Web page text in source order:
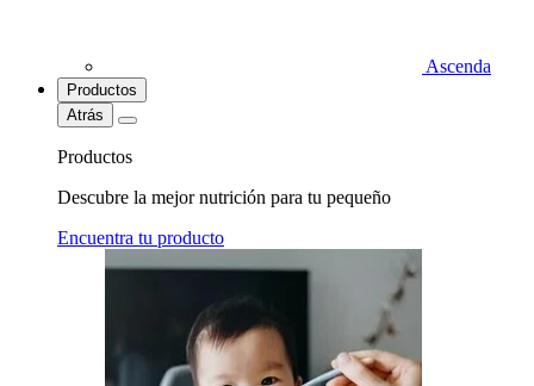
Ascenda
Productos
Atrás
Productos
Descubre la mejor nutrición para tu pequeño
Encuentra tu producto